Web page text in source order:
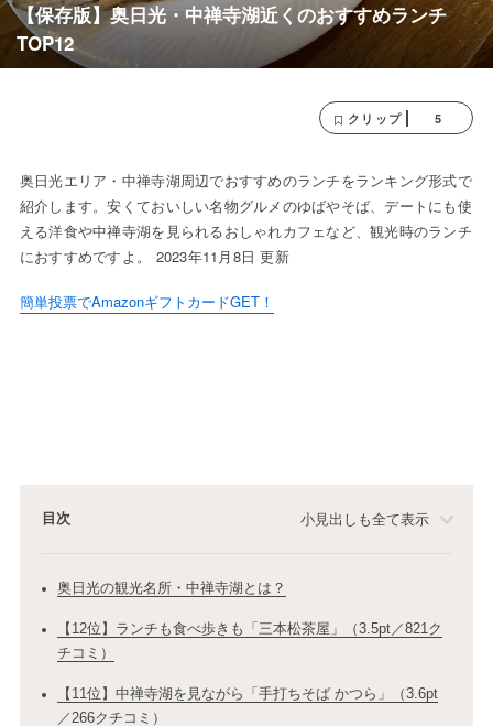
【保存版】奥日光・中禅寺湖近くのおすすめランチ
TOP12
クリップ 5
奥日光エリア・中禅寺湖周辺でおすすめのランチをランキング形式で
紹介します。安くておいしい名物グルメのゆばやそば、デートにも使
える洋食や中禅寺湖を見られるおしゃれカフェなど、観光時のランチ
におすすめですよ。 2023年11月8日 更新
簡単投票でAmazonギフトカードGET！
目次 小見出しも全て表示
奥日光の観光名所・中禅寺湖とは？
【12位】ランチも食べ歩きも「三本松茶屋」（3.5pt／821ク
チコミ）
【11位】中禅寺湖を見ながら「手打ちそば かつら」（3.6pt
／266クチコミ）